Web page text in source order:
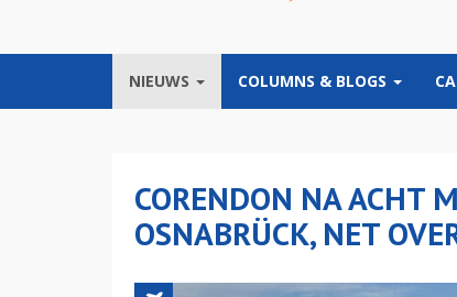
NIEUWS COLUMNS & BLOGS
CORENDON NA ACHT
OSNABRÜCK, NET